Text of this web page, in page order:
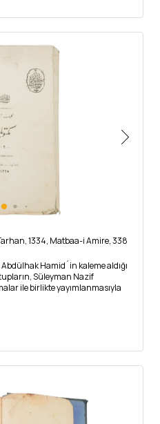
1334, Matbaa-i Amire, 338
Hamid´in kaleme aldığı
Süleyman Nazif
ile birlikte yayımlanmasıyla